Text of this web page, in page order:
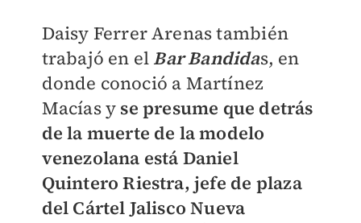
Daisy Ferrer Arenas también
trabajó en el Bar Bandidas, en
donde conoció a Martínez
Macías y se presume que detrás
de la muerte de la modelo
venezolana está Daniel
Quintero Riestra, jefe de plaza
del Cártel Jalisco Nueva